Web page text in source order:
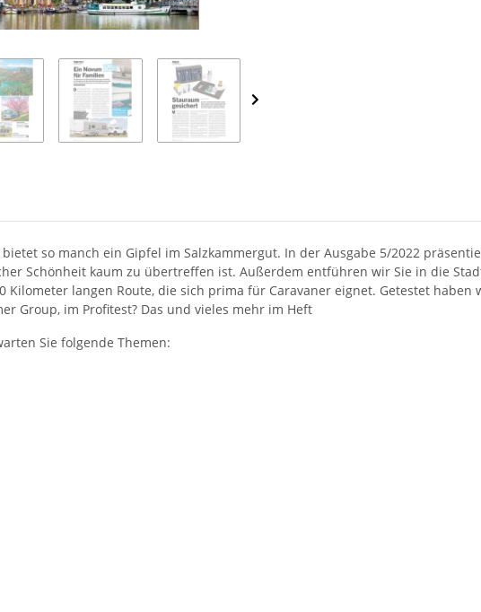
so manch ein Gipfel im Salzkammergut. In der Ausgabe 5/2022
Schönheit kaum zu übertreffen ist. Außerdem entführen wir Sie in die
Kilometer langen Route, die sich prima für Caravaner eignet. Getestet
Group, im Profitest? Das und vieles mehr im Heft
Sie folgende Themen: